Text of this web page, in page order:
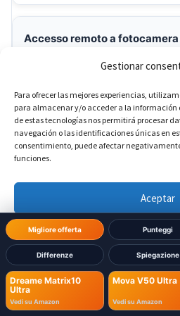
Gestionar
Para ofrecer las mejores experiencias,
para almacenar y/o acceder a la información
de estas tecnologías nos permitirá procesar
navegación o las identificaciones únicas en
consentimiento, puede afectar
funciones.
Aceptar
Denegar
Ver
Política de cookies Política de
Migliore offerta Punteggi
Differenze Spiegazione
Dreame Matrix10
Ultra
Vedi su Amazon
Mova V50 Ultra
Vedi su Amazon
Accesso remoto a fotocamera
Mova V50 Ultra: Sì
Mova Z50 Ultra: Sì
Dreame Matrix10 Ultra: Sì
Mova V50 Ultra: Sì
Mova Z50 Ultra: Sì